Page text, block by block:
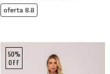
oferta 8.8
50%
OFF